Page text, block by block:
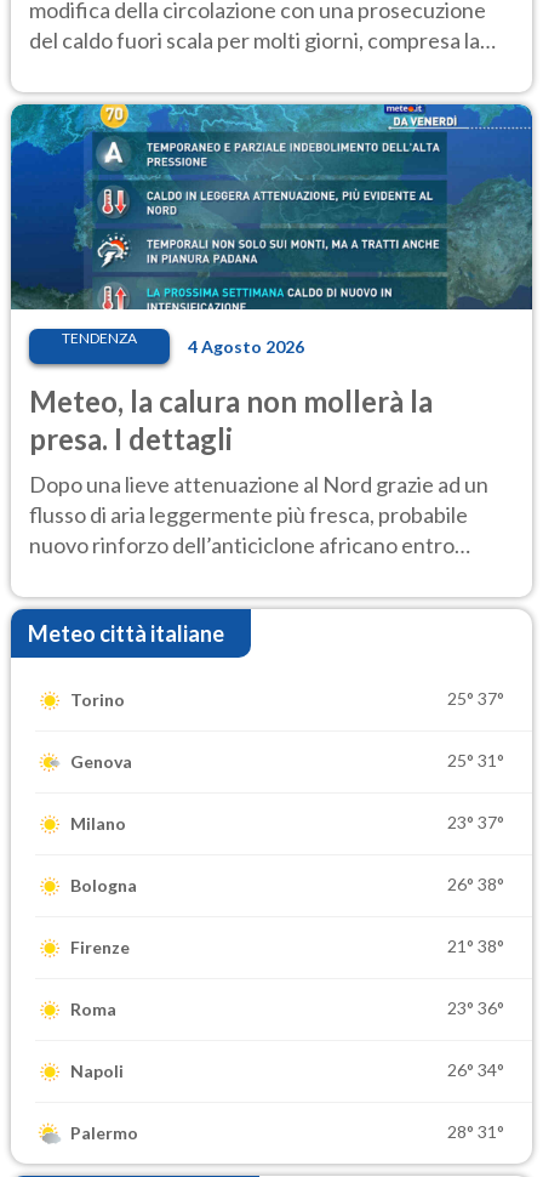
modifica della circolazione con una prosecuzione
del caldo fuori scala per molti giorni, compresa la
TENDENZA 4 Agosto 2026
Meteo, la calura non mollerà la
presa. I dettagli
Dopo una lieve attenuazione al Nord grazie ad un
flusso di aria leggermente più fresca, probabile
nuovo rinforzo dell’anticiclone africano entro
Meteo città italiane
Torino 25° 37°
Genova 25° 31°
Milano 23° 37°
Bologna 26° 38°
Firenze 21° 38°
Roma 23° 36°
Napoli 26° 34°
Palermo 28° 31°